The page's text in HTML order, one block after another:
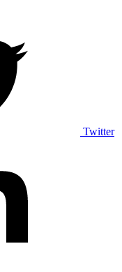
Twitter